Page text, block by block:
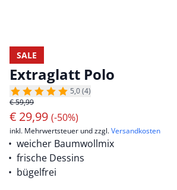
SALE
Extraglatt Polo
5,0 (4)
€ 59,99
€ 29,99 (-50%)
inkl. Mehrwertsteuer und zzgl.Versandkosten
weicher Baumwollmix
frische Dessins
bügelfrei